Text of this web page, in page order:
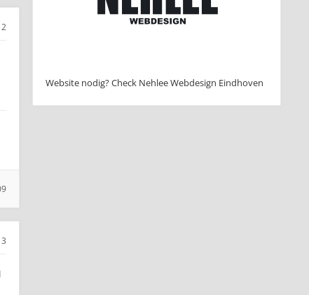
Website nodig? Check Nehlee Webdesign Eindhoven